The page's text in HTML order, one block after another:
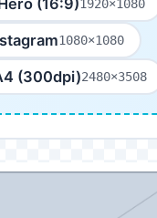
(16:9)1920×1080
1080×1080
(300dpi)2480×3508